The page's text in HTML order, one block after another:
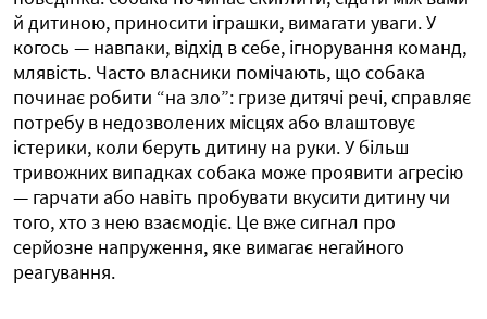
й дитиною, приносити іграшки, вимагати уваги. У
когось — навпаки, відхід в себе, ігнорування команд,
млявість. Часто власники помічають, що собака
починає робити “на зло”: гризе дитячі речі, справляє
потребу в недозволених місцях або влаштовує
істерики, коли беруть дитину на руки. У більш
тривожних випадках собака може проявити агресію
— гарчати або навіть пробувати вкусити дитину чи
того, хто з нею взаємодіє. Це вже сигнал про
серйозне напруження, яке вимагає негайного
реагування.